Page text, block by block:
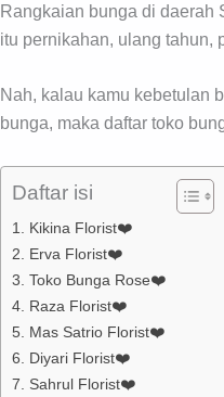
Rangkaian bunga di daerah
itu pernikahan, ulang tahun,
Nah, kalau kamu kebetulan
bunga, maka daftar toko
Daftar isi
1. Kikina Florist❤️
2. Erva Florist❤️
3. Toko Bunga Rose❤️
4. Raza Florist❤️
5. Mas Satrio Florist❤️
6. Diyari Florist❤️
7. Sahrul Florist❤️